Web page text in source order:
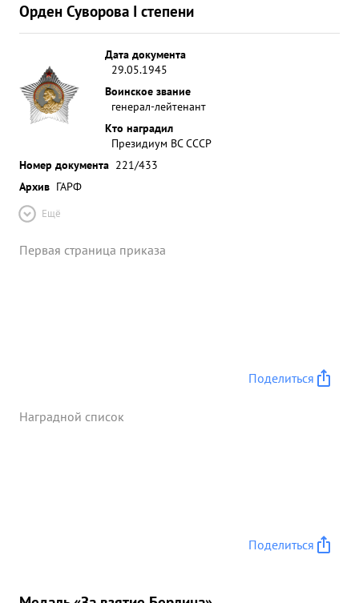
Орден Суворова I степени
Дата документа
29.05.1945
Воинское звание
генерал-лейтенант
Кто наградил
Президиум ВС СССР
Номер документа 221/433
Архив ГАРФ
Ещё
Первая страница приказа
Поделиться
Наградной список
Поделиться